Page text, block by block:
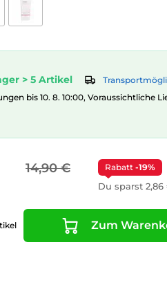
> 5 Artikel
bis 10. 8. 10:00, Voraussichtliche
14,90 € Rabatt -19%
Du sparst 2,86
Zum